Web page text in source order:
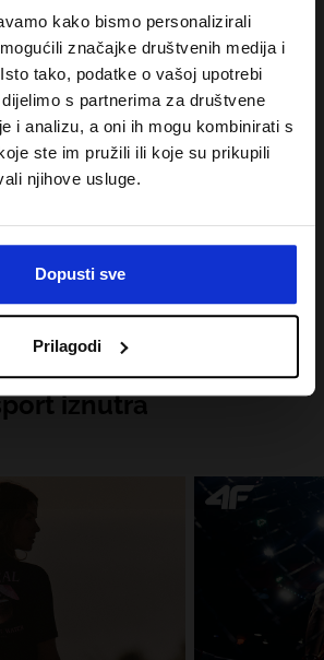
kako bismo personalizirali
značajke društvenih medija i
tako, podatke o vašoj upotrebi
s partnerima za društvene
i analizu, a oni ih mogu kombinirati s
ste im pružili ili koje su prikupili
njihove usluge.
Dopusti sve
Prilagodi
iznutra